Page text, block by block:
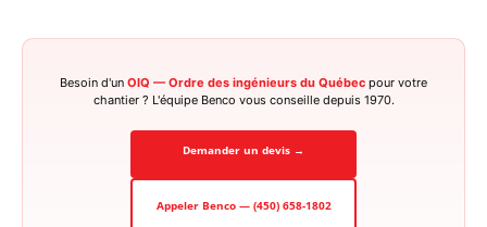
Besoin d'un OIQ — Ordre des ingénieurs du Québec pour votre
chantier ? L'équipe Benco vous conseille depuis 1970.
Demander un devis →
Appeler Benco — (450) 658-1802